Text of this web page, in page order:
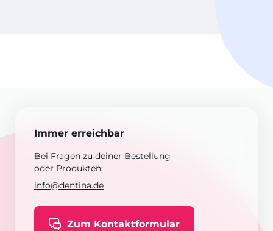
Immer erreichbar
Bei Fragen zu deiner Bestellung
oder Produkten:
info@dentina.de
Zum Kontaktformular